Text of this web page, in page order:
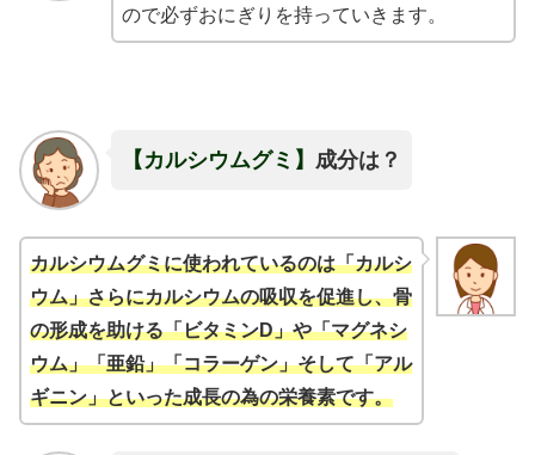
ので必ずおにぎりを持っていきます。
【カルシウムグミ】 成分は？
カルシウムグミに使われているのは「カルシ
ウム」さらにカルシウムの吸収を促進し、骨
の形成を助ける「ビタミンD」や「マグネシ
ウム」「亜鉛」「コラーゲン」そして「アル
ギニン」といった成長の為の栄養素です。